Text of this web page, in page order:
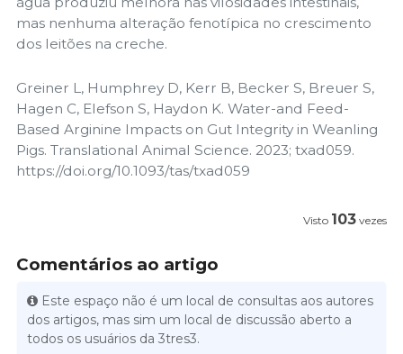
mas nenhuma alteração fenotípica no crescimento
dos leitões na creche.
Greiner L, Humphrey D, Kerr B, Becker S, Breuer S,
Hagen C, Elefson S, Haydon K. Water-and Feed-
Based Arginine Impacts on Gut Integrity in Weanling
Pigs. Translational Animal Science. 2023; txad059.
https://doi.org/10.1093/tas/txad059
Visto 103 vezes
Comentários ao artigo
Este espaço não é um local de consultas aos autores
dos artigos, mas sim um local de discussão aberto a
todos os usuários da 3tres3.